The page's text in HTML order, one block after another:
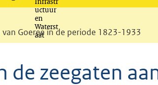
Goeree in de periode 1823-1933
de zeegaten